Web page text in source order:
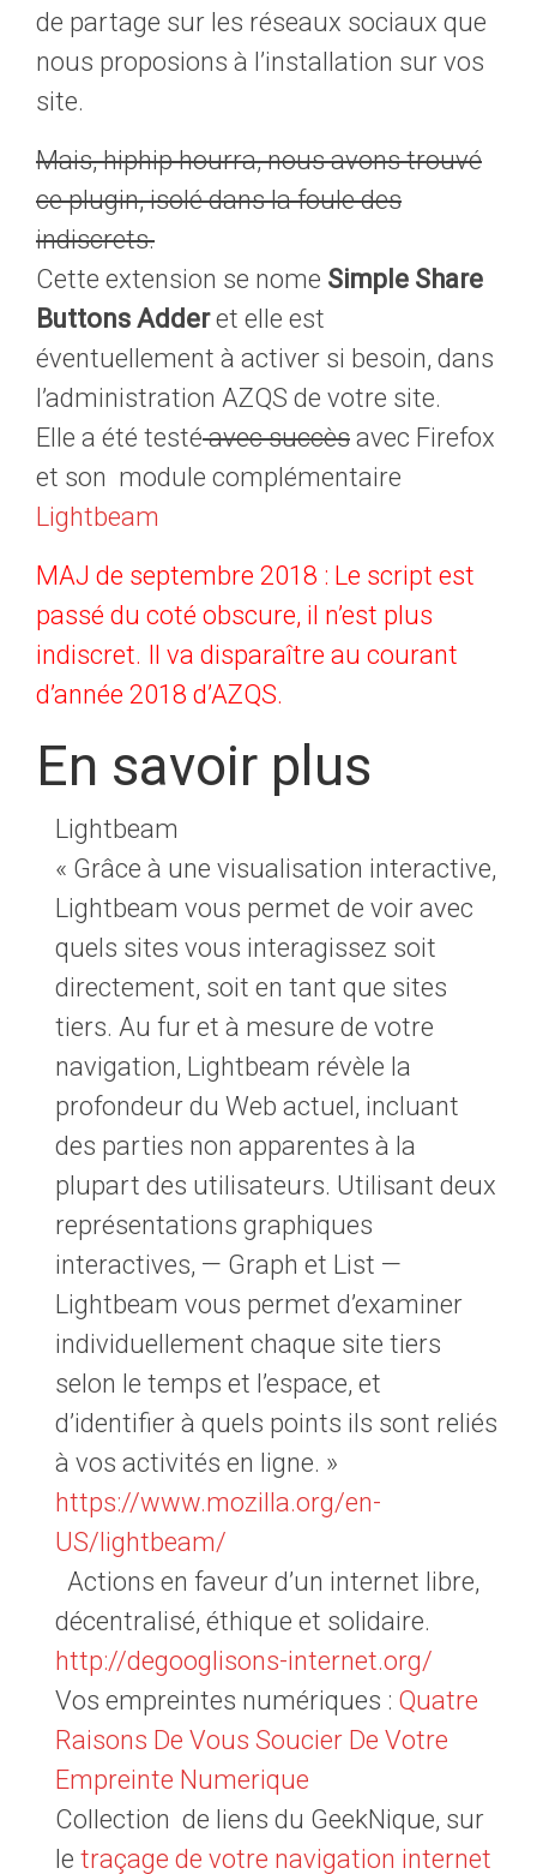
de partage sur les réseaux sociaux que
nous proposions à l’installation sur vos
site.
Mais, hiphip hourra, nous avons trouvé
ce plugin, isolé dans la foule des
indiscrets.
Cette extension se nome Simple Share
Buttons Adderet elle est
éventuellement à activer si besoin, dans
l’administration AZQS de votre site.
Elle a été testéavec succès avec Firefox
et son module complémentaire
Lightbeam
MAJ de septembre 2018 : Le script est
passé du coté obscure, il n’est plus
indiscret. Il va disparaître au courant
d’année 2018 d’AZQS.
En savoir plus
Lightbeam
« Grâce à une visualisation interactive,
Lightbeam vous permet de voir avec
quels sites vous interagissez soit
directement, soit en tant que sites
tiers. Au fur et à mesure de votre
navigation, Lightbeam révèle la
profondeur du Web actuel, incluant
des parties non apparentes à la
plupart des utilisateurs. Utilisant deux
représentations graphiques
interactives, — Graph et List —
Lightbeam vous permet d’examiner
individuellement chaque site tiers
selon le temps et l’espace, et
d’identifier à quels points ils sont reliés
à vos activités en ligne. »
https://www.mozilla.org/en-
US/lightbeam/
Actions en faveur d’un internet libre,
décentralisé, éthique et solidaire.
http://degooglisons-internet.org/
Vos empreintes numériques : Quatre
Raisons De Vous Soucier De Votre
Empreinte Numerique
Collection de liens du GeekNique, sur
le traçage de votre navigation internet